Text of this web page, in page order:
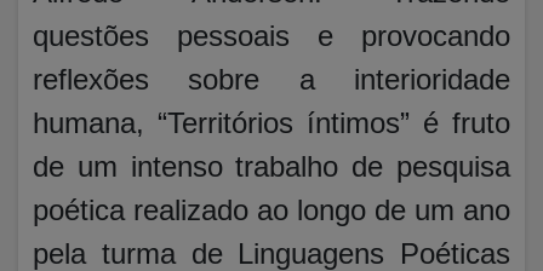
questões pessoais e provocando
reflexões sobre a interioridade
humana, “Territórios íntimos” é fruto
de um intenso trabalho de pesquisa
poética realizado ao longo de um ano
pela turma de Linguagens Poéticas